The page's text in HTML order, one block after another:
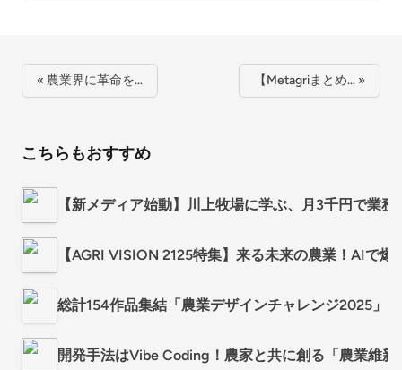
« 農業界に革命を… 【Metagriまとめ… »
こちらもおすすめ
【新メディア始動】川上牧場に学ぶ、月3千円で業
【AGRI VISION 2125特集】来る未来の農業！AIで爆
総計154作品集結「農業デザインチャレンジ2025」
開発手法はVibe Coding！農家と共に創る「農業維